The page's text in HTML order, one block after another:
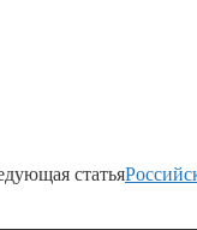
статья